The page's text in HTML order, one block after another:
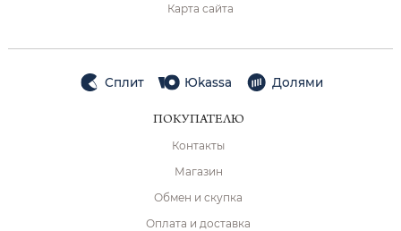
Карта сайта
Сплит Юkassa Долями
ПОКУПАТЕЛЮ
Контакты
Магазин
Обмен и скупка
Оплата и доставка